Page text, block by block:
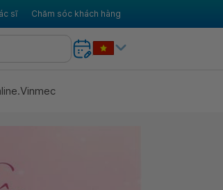
sĩ Chăm sóc khách hàng